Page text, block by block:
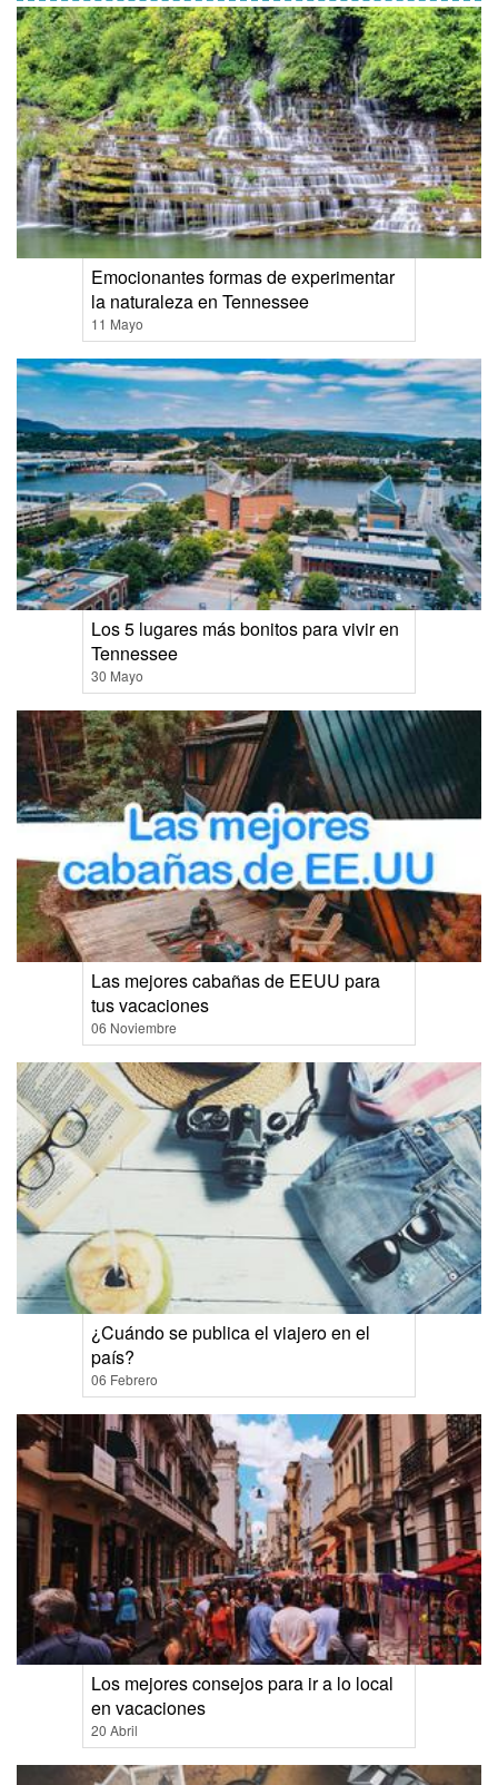
Emocionantes formas de experimentar
la naturaleza en Tennessee
11 Mayo
Los 5 lugares más bonitos para vivir en
Tennessee
30 Mayo
Las mejores cabañas de EEUU para
tus vacaciones
06 Noviembre
¿Cuándo se publica el viajero en el
país?
06 Febrero
Los mejores consejos para ir a lo local
en vacaciones
20 Abril